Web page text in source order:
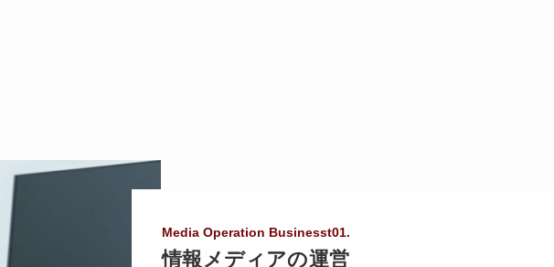
Media Operation Businesst01.
情報メディアの運営